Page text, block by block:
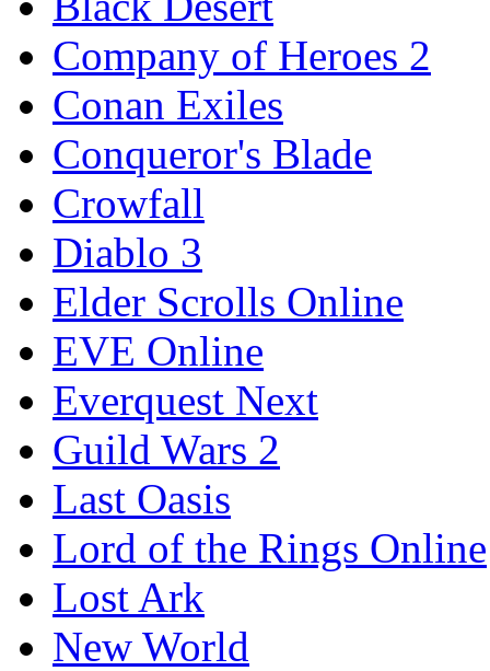
Company of Heroes 2
Conan Exiles
Conqueror's Blade
Crowfall
Diablo 3
Elder Scrolls Online
EVE Online
Everquest Next
Guild Wars 2
Last Oasis
Lord of the Rings Online
Lost Ark
New World